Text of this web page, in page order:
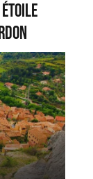
étoile